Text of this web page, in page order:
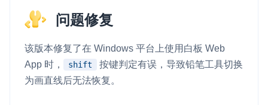
问题修复
该版本修复了在 Windows 平台上使用白板 Web
App 时，
shift
按键判定有误，导致铅笔工具切换
为画直线后无法恢复。